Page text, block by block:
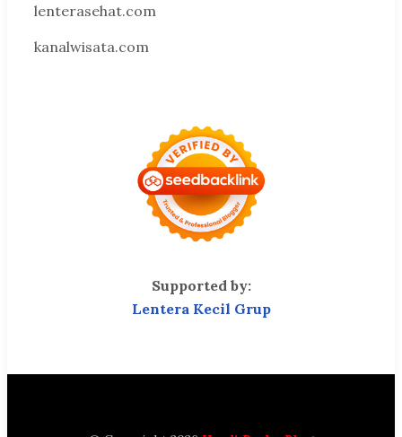
lenterasehat.com
kanalwisata.com
Supported by:
Lentera Kecil Grup